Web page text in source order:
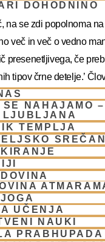
DOHODNINO
SE NAHAJAMO
LJUBLJANA
TEMPLJA
UČENJA
NAUKI
PRABHUPADA
na se zdi popolnoma
več in več o vedno
presenetljivega, če
tipov črne detelje.’
svet in same sebe, da
ter raz,melis
v popolnoma
postala sama sebi
svojem pravem jazu,